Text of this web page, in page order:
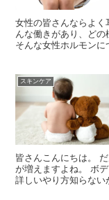
女性の皆さんならよ
んな働きがあり、ど
そんな女性ホルモン
スキンケア
皆さんこんにちは。
が増えますよね。 ボ
詳しいやり方知らない